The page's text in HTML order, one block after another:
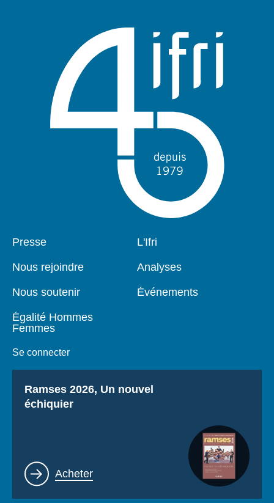
Pied
Presse
Nous rejoindre
Nous soutenir
Égalité Hommes
Femmes
Se connecter
Navigation
L'Ifri
Analyses
Événements
Titre
Ramses 2026, Un nouvel
échiquier
Lien
Acheter